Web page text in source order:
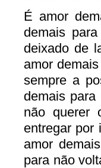
É amor
demais
deixado de
amor
sempre a
demais
não querer
entregar por
amor
para não